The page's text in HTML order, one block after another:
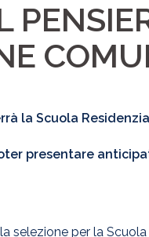
la Scuola
presentare
selezione per la